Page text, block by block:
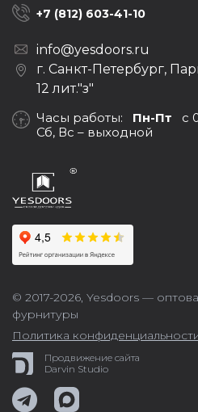
© 2017-2026, Yesdoors —
фурнитуры
Политика
Продвижение сайта
Darvin Studio
+7 (812) 603-41-10
info@yesdoors.ru
г. Санкт-Петербург,
12 лит."з"
Часы работы: Пн-Пт с
Сб, Вс – выходной